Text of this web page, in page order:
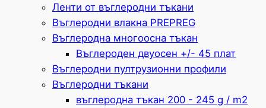
Ленти от въглеродни тъкани
Въглеродни влакна PREPREG
Въглеродна многоосна тъкан
Въглероден двуосен +/- 45 плат
Въглеродни пултрузионни профили
Въглеродни тъкани
въглеродна тъкан 200 - 245 g / m2